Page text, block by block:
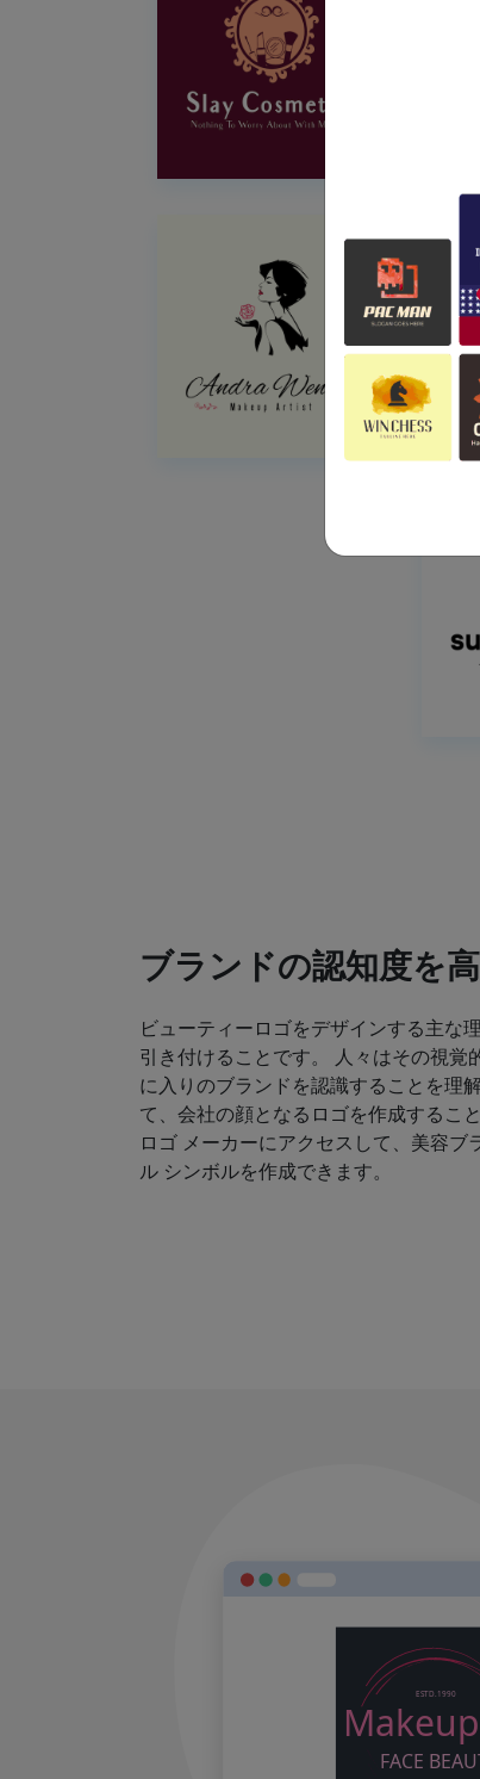
ブランドの認知度を
ビューティーロゴをデザインする主な
引き付けることです。 人々はその視覚
に入りのブランドを認識することを理
て、会社の顔となるロゴを作成するこ
ロゴ メーカーにアクセスして、美容
ル シンボルを作成できます。